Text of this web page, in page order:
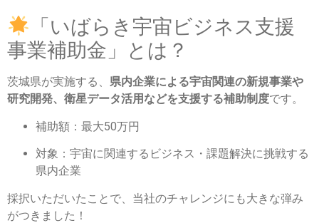
「いばらき宇宙ビジネス支援
事業補助金」とは？
茨城県が実施する、 県内企業による宇宙関連の新規事業や
研究開発、衛星データ活用などを支援する補助制度です。
補助額：最大50万円
対象：宇宙に関連するビジネス・課題解決に挑戦する
県内企業
採択いただいたことで、当社のチャレンジにも大きな弾み
がつきました！